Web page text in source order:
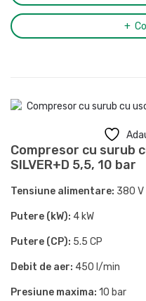
Compresor cu surub
SILVER+D 5,5, 10 bar
Tensiune alimentare: 380 V
Putere (kW): 4 kW
Putere (CP): 5.5 CP
Debit de aer: 450 l/min
Presiune maxima: 10 bar